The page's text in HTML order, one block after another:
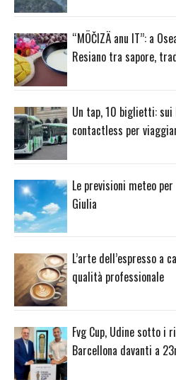
“MÖČIZÄ anu IT”: a
Resiano tra sapore,
Un tap, 10 biglietti:
contactless per
Le previsioni meteo
Giulia
L’arte dell’espresso a
qualità professionale
Fvg Cup, Udine sotto
Barcellona davanti a